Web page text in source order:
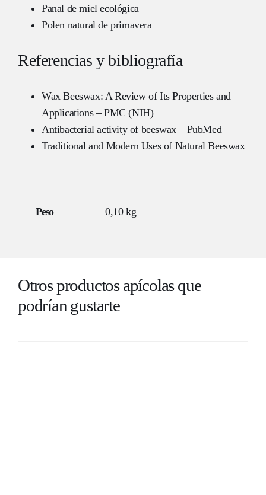
Panal de miel ecológica
Polen natural de primavera
Referencias y bibliografía
Wax Beeswax: A Review of Its Properties and
Applications – PMC (NIH)
Antibacterial activity of beeswax – PubMed
Traditional and Modern Uses of Natural Beeswax
Peso 0,10 kg
Otros productos apícolas que
podrían gustarte